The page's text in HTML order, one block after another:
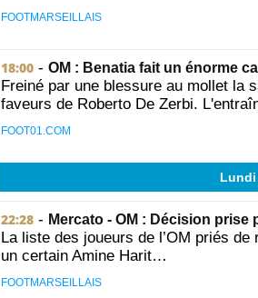
FOOTMARSEILLAIS
18:00 - OM : Benatia fait un énorme
Freiné par une blessure au mollet la
faveurs de Roberto De Zerbi.
FOOT01.COM
Lundi
22:28 - Mercato - OM : Décision
La liste des joueurs de l’OM priés
un certain Amine Harit…
FOOTMARSEILLAIS